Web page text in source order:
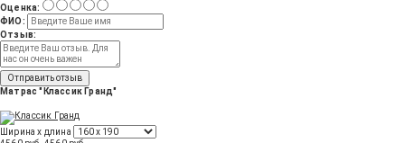
Оценка:
ФИО:
Отзыв:
Отправить отзыв
Матрас "Классик Гранд"
Ширина х длина